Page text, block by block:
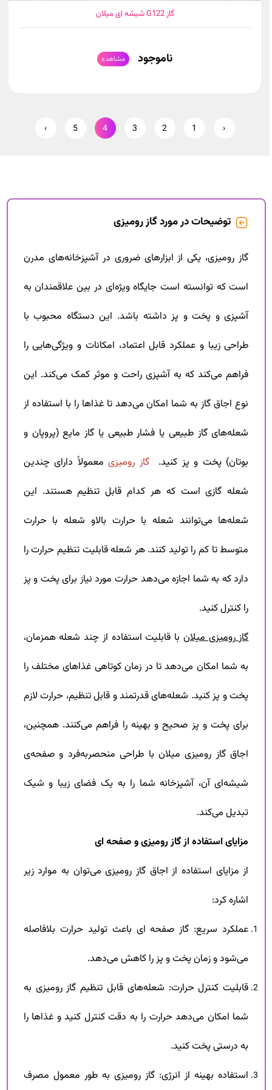
گاز G122 شیشه ای میلان
ناموجود مشاهده
‹
1
2
3
4
5
›
توضیحات در مورد گاز رومیزی
گاز رومیزی، یکی از ابزارهای ضروری در آشپزخانه‌های مدرن
است که توانسته است جایگاه ویژه‌ای در بین علاقمندان به
آشپزی و پخت و پز داشته باشد. این دستگاه محبوب با
طراحی زیبا و عملکرد قابل اعتماد، امکانات و ویژگی‌هایی را
فراهم می‌کند که به آشپزی راحت و موثر کمک می‌کند. این
نوع اجاق گاز به شما امکان می‌دهد تا غذاها را با استفاده از
شعله‌های گاز طبیعی یا فشار طبیعی یا گاز مایع (پروپان و
بوتان) پخت و پز کنید.گاز رومیزیمعمولاً دارای چندین
شعله گازی است که هر کدام قابل تنظیم هستند. این
شعله‌ها می‌توانند شعله با حرارت بالاو شعله با حرارت
متوسط تا کم را تولید کنند. هر شعله قابلیت تنظیم حرارت را
دارد که به شما اجازه می‌دهد حرارت مورد نیاز برای پخت و پز
را کنترل کنید.
گاز رومیزی میلان با قابلیت استفاده از چند شعله همزمان،
به شما امکان می‌دهد تا در زمان کوتاهی غذاهای مختلف را
پخت و پز کنید. شعله‌های قدرتمند و قابل تنظیم، حرارت لازم
برای پخت و پز صحیح و بهینه را فراهم می‌کنند. همچنین،
اجاق گاز رومیزی میلان با طراحی منحصربه‌فرد و صفحه‌ی
شیشه‌ای آن، آشپزخانه شما را به یک فضای زیبا و شیک
تبدیل می‌کند.
مزایای استفاده از گاز رومیزی و صفحه ای
از مزایای استفاده از اجاق گاز رومیزی می‌توان به موارد زیر
اشاره کرد:
عملکرد سریع: گاز صفحه ای باعث تولید حرارت بلافاصله
می‌شود و زمان پخت و پز را کاهش می‌دهد.
قابلیت کنترل حرارت: شعله‌های قابل تنظیم گاز رومیزی به
شما امکان می‌دهد حرارت را به دقت کنترل کنید و غذاها را
به درستی پخت کنید.
استفاده بهینه از انرژی: گاز رومیزی به طور معمول مصرف